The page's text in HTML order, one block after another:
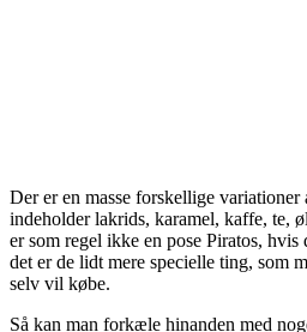
Der er en masse forskellige variationer
indeholder lakrids, karamel, kaffe, te,
er som regel ikke en pose Piratos,
det er de lidt mere specielle ting, som
selv vil købe.
Så kan man forkæle hinanden med